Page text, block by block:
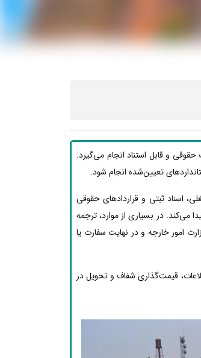
و قابل استناد انجام می‌گیرد.
تعیین‌شده انجام شود.
اسناد ثبتی و قراردادهای حقوقی
می‌کند. در بسیاری از موارد، ترجمه
امور خارجه و در نهایت سفارت یا
قیمت‌گذاری شفاف و تحویل در